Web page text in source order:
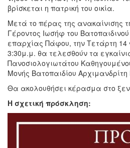
βρίσκεται η πατρική του οικία.
Μετά το πέρας της ανακαίνισης
Γέροντος Ιωσήφ του
επαρχίας Πάφου, την Τετάρτη
3:30μ.μ. θα τελεσθούν τα
Πανοσιολογιωτάτου
Μονής Βατοπαιδίου
Θα ακολουθήσει κέρασμα στο
Η σχετική πρόσκληση: